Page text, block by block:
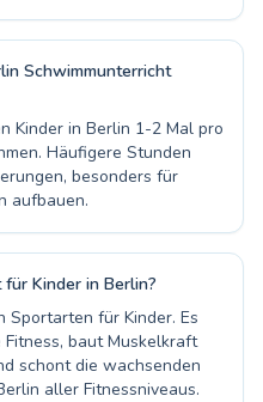
Schwimmunterricht
Kinder in Berlin 1-2 Mal pro
Häufigere Stunden
besonders für
aufbauen.
Kinder in Berlin?
Sportarten für Kinder. Es
baut Muskelkraft
schont die wachsenden
aller Fitnessniveaus.